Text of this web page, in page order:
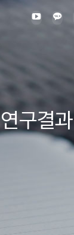
연구결과